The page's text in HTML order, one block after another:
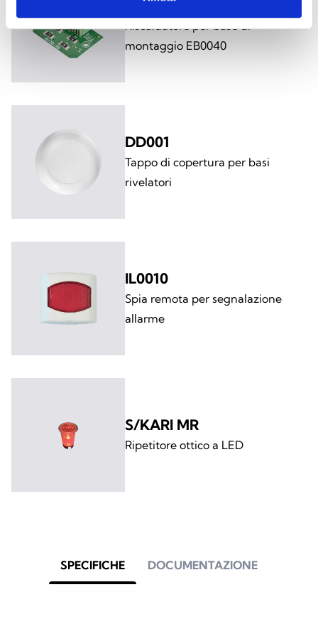
EB0040H
Riscaldatore per base di
montaggio EB0040
DD001
Tappo di copertura per basi
rivelatori
IL0010
Spia remota per segnalazione
allarme
S/KARI MR
Ripetitore ottico a LED
SPECIFICHE DOCUMENTAZIONE